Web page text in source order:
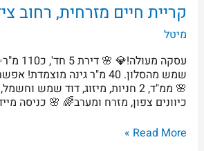
קריית חיים מזרחית, רחוב
מיטל
שמש מהסלון. 40 מ"ר גינה
🌸 ממ"ד, 2 חניות, מיזוג, דוד שמש
כיוונים צפון, מזרח ומערב🌈 🌸 כניסה
Read More »